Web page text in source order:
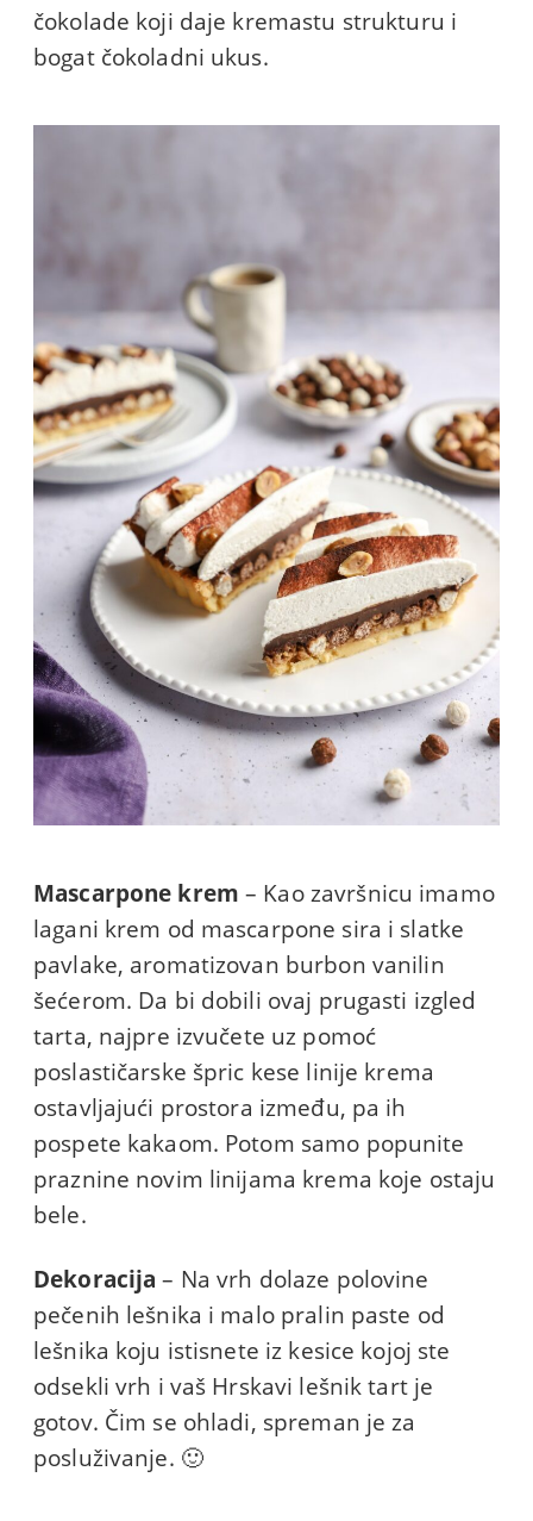
čokolade koji daje kremastu strukturu i
bogat čokoladni ukus.
Mascarpone krem – Kao završnicu imamo
lagani krem od mascarpone sira i slatke
pavlake, aromatizovan burbon vanilin
šećerom. Da bi dobili ovaj prugasti izgled
tarta, najpre izvučete uz pomoć
poslastičarske špric kese linije krema
ostavljajući prostora između, pa ih
pospete kakaom. Potom samo popunite
praznine novim linijama krema koje ostaju
bele.
Dekoracija – Na vrh dolaze polovine
pečenih lešnika i malo pralin paste od
lešnika koju istisnete iz kesice kojoj ste
odsekli vrh i vaš Hrskavi lešnik tart je
gotov. Čim se ohladi, spreman je za
posluživanje. 🙂